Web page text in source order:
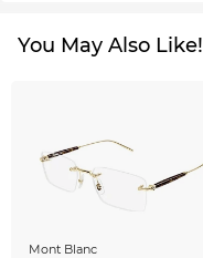
You May Also Like!
Mont Blanc